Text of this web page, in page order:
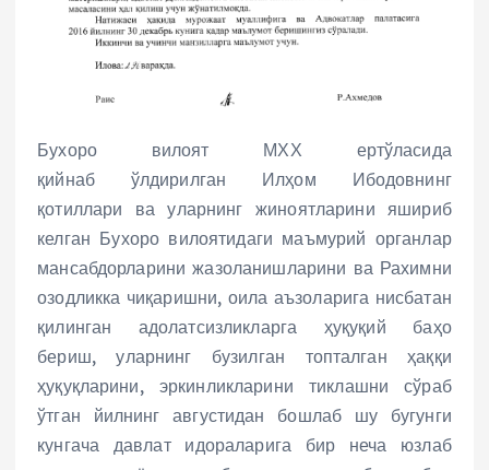
Бухоро вилоят МХХ ертўласида
қийнаб ўлдирилган Илҳом Ибодовнинг
қотиллари ва уларнинг жиноятларини яшириб
келган Бухоро вилоятидаги маъмурий органлар
мансабдорларини жазоланишларини ва Рахимни
озодликка чиқаришни, оила аъзоларига нисбатан
қилинган адолатсизликларга ҳуқуқий баҳо
бериш, уларнинг бузилган топталган ҳаққи
ҳуқуқларини, эркинликларини тиклашни сўраб
ўтган йилнинг августидан бошлаб шу бугунги
кунгача давлат идораларига бир неча юзлаб